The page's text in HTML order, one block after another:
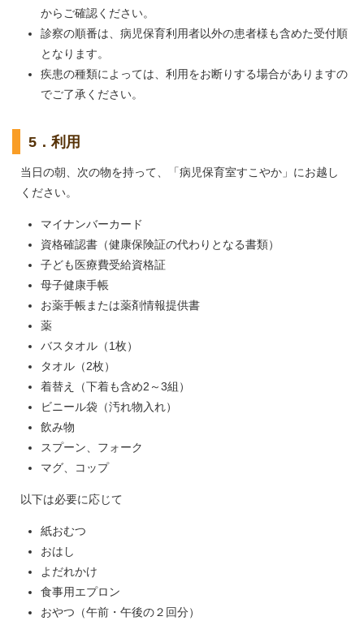
からご確認ください。
診察の順番は、病児保育利用者以外の患者様も含めた受付順
となります。
疾患の種類によっては、利用をお断りする場合がありますの
でご了承ください。
5．利用
当日の朝、次の物を持って、「病児保育室すこやか」にお越し
ください。
マイナンバーカード
資格確認書（健康保険証の代わりとなる書類）
子ども医療費受給資格証
母子健康手帳
お薬手帳または薬剤情報提供書
薬
バスタオル（1枚）
タオル（2枚）
着替え（下着も含め2～3組）
ビニール袋（汚れ物入れ）
飲み物
スプーン、フォーク
マグ、コップ
以下は必要に応じて
紙おむつ
おはし
よだれかけ
食事用エプロン
おやつ（午前・午後の２回分）